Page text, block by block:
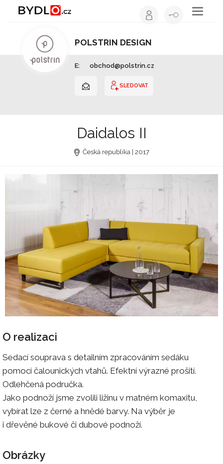
Toggle
POLSTRIN DESIGN
E: obchod@polstrin.cz
SLEDOVAT
Daidalos II
Česká republika | 2017
O realizaci
Sedací souprava s detailním zpracováním sedáku
pomocí čalounických vtahů. Efektní výrazné prošití.
Odlehčená područka.
Jako podnoží jsme zvolili ližinu v matném komaxitu,
vybírat lze z černé a hnědé barvy. Na výběr je
i dřevěné bukové či dubové podnoží.
Obrázky